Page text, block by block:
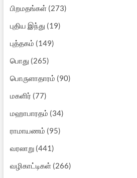
பிறமதங்கள்(273)
புதிய இந்து (19)
புத்தகம் (149)
பொது (265)
பொருளாதாரம் (90)
மகளிர் (77)
மஹாபாரதம் (34)
ராமாயணம் (95)
வரலாறு(441)
வழிகாட்டிகள்(266)